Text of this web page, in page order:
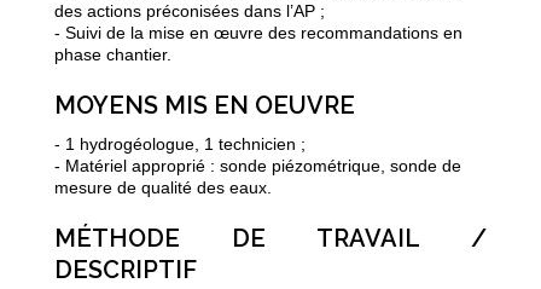
des actions préconisées dans l’AP ;
- Suivi de la mise en œuvre des recommandations en
phase chantier.
MOYENS MIS EN OEUVRE
- 1 hydrogéologue, 1 technicien ;
- Matériel approprié : sonde piézométrique, sonde de
mesure de qualité des eaux.
MÉTHODE DE TRAVAIL /
DESCRIPTIF